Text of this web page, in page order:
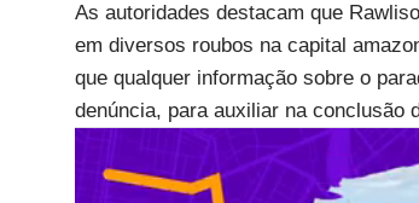
As autoridades destacam que
em diversos roubos na capital
que qualquer informação sobre o
denúncia, para auxiliar na conclusão